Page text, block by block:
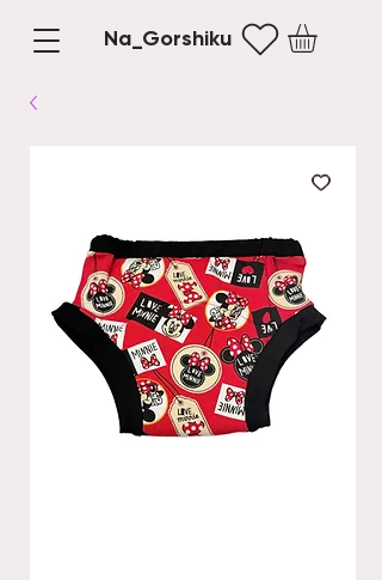
Na_Gorshiku